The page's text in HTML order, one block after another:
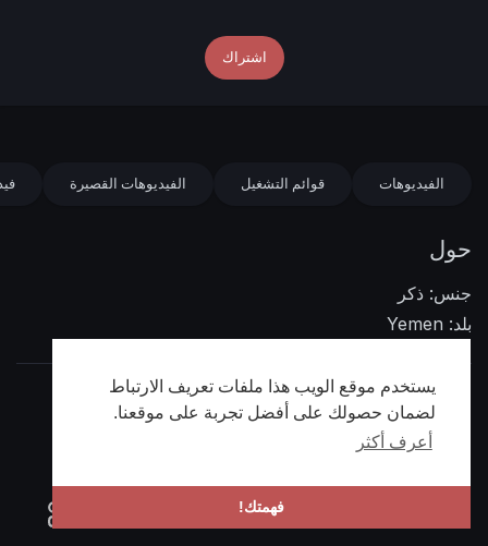
يستخدم موقع الويب هذا ملفات تعريف الارتباط
لضمان حصولك على أفضل تجربة على موقعنا.
أعرف أكثر
فهمتك!
اشتراك
الفيديوهات قوائم التشغيل الفيديوهات القصيرة
حول
جنس: ذكر
بلد: Yemen
Twitter